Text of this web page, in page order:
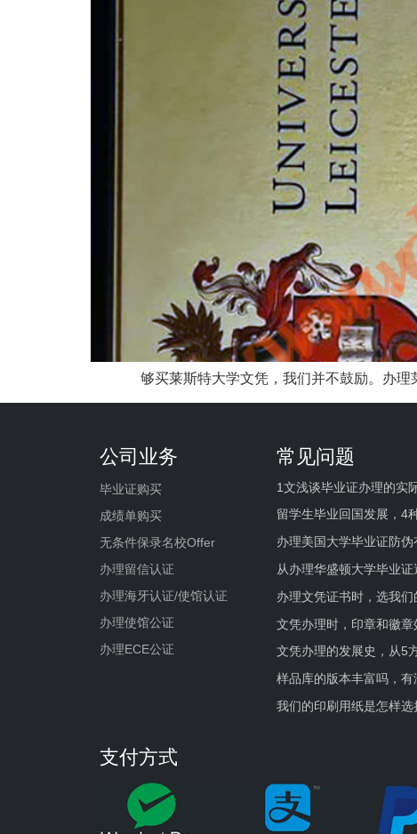
够买莱斯特大学文凭，我们并不鼓励。办理莱
公司业务
毕业证购买
成绩单购买
无条件保录名校Offer
办理留信认证
办理海牙认证/使馆认证
办理使馆公证
办理ECE公证
常见问题
1文浅谈毕业证办理的实
留学生毕业回国发展，4
办理美国大学毕业证防伪
从办理华盛顿大学毕业证
办理文凭证书时，选我们
文凭办理时，印章和徽章
文凭办理的发展史，从5
样品库的版本丰富吗，有
我们的印刷用纸是怎样选
支付方式